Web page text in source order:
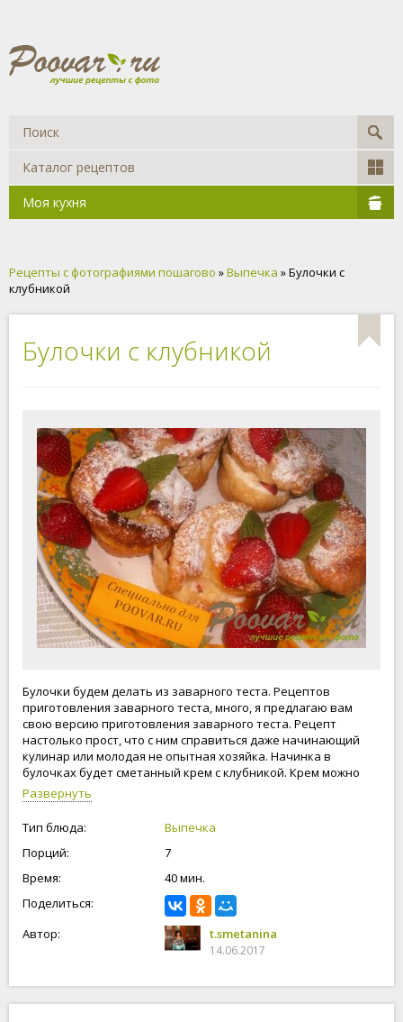
Каталог рецептов
Моя кухня
Рецепты с фотографиями пошагово »Выпечка » Булочки с
клубникой
Булочки с клубникой
Булочки будем делать из заварного теста. Рецептов
приготовления заварного теста, много, я предлагаю вам
свою версию приготовления заварного теста. Рецепт
настолько прост, что с ним справиться даже начинающий
кулинар или молодая не опытная хозяйка. Начинка в
булочках будет сметанный крем с клубникой. Крем можно
приготовить любой белковый, или сливочный, или какой-то
другой. И опять же я предлагаю вам свой рецепт
приготовления крема, он прост и все ингредиенты всегда
есть на кухни любой хозяйки. И куда же без клубники, она
сейчас самая вкусная. Всё подбираете по своему вкусу.
приготовлению булочек с клубникой!
Развернуть
Тип блюда:
Выпечка
Порций:
7
Время:
40 мин.
Поделиться:
Автор:
t.smetanina
14.06.2017